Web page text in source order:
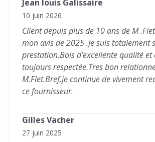
Jean louis Galissaire
10 juin 2026
Client depuis plus de 10 ans de M
mon avis de 2025 .Je suis totalement
prestation.Bois d’excellente qualité
toujours respectée.Tres bon
M.Flet.Bref,je continue de vivement
ce fournisseur.
Gilles Vacher
27 juin 2025